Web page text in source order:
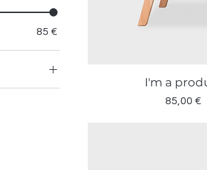
85 €
Vista
I'm a
Prezzo
85,00 €